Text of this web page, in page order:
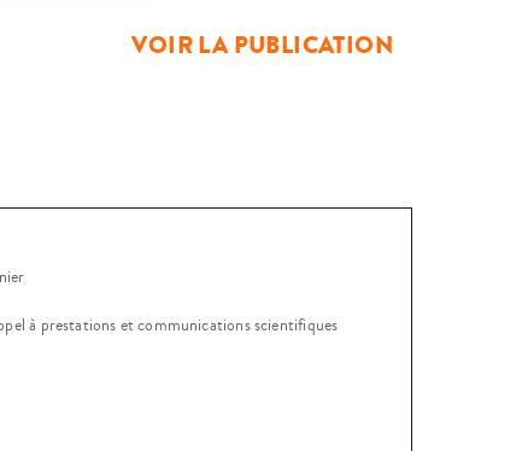
VOIR LA PUBLICATION
à prestations et communications scientifiques